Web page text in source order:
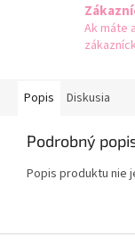
Ak máte
Popis Diskusia
Podrobný
Popis produktu nie